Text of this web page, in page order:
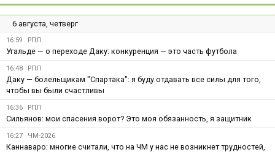
6 августа, четверг
16:59 РПЛ
Угальде — о переходе Даку: конкуренция — это часть футбола
16:48 РПЛ
Даку — болельщикам "Спартака": я буду отдавать все силы для того,
чтобы вы были счастливы
16:36 РПЛ
Сильянов: мои спасения ворот? Это моя обязанность, я защитник
16:27 ЧМ-2026
Каннаваро: многие считали, что на ЧМ у нас не возникнет трудностей,